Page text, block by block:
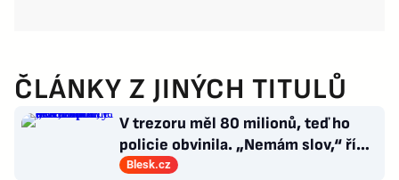
ČLÁNKY Z JINÝCH TITULŮ
V trezoru měl 80 milionů, teď ho
policie obvinila. „Nemám slov,“ říká
exšéf Správy železnic
Blesk.cz